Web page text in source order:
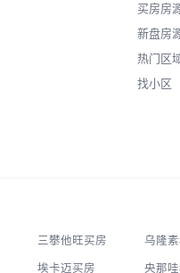
买房房
新盘房
热门区
找小区
三攀他旺买房 乌隆
埃卡迈买房 央那